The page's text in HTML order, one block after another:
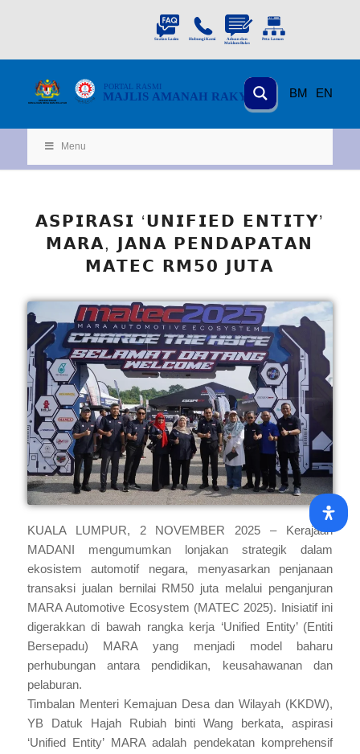
BM EN
MAJLIS AMANAH RAKYAT
PORTAL RASMI
KEMENTERIAN
KEMAJUAN DESA DAN WILA YAH
Menu
𝗔𝗦𝗣𝗜𝗥𝗔𝗦𝗜 ‘𝗨𝗡𝗜𝗙𝗜𝗘𝗗 𝗘𝗡𝗧𝗜𝗧𝗬’
𝗠𝗔𝗥𝗔, 𝗝𝗔𝗡𝗔 𝗣𝗘𝗡𝗗𝗔𝗣𝗔𝗧𝗔𝗡
𝗠𝗔𝗧𝗘𝗖 𝗥𝗠𝟱𝟬 𝗝𝗨𝗧𝗔
KUALA LUMPUR, 2 NOVEMBER 2025 – Kerajaan
MADANI mengumumkan lonjakan strategik dalam
ekosistem automotif negara, menyasarkan penjanaan
transaksi jualan bernilai RM50 juta melalui penganjuran
MARA Automotive Ecosystem (MATEC 2025). Inisiatif ini
digerakkan di bawah rangka kerja ‘Unified Entity’ (Entiti
Bersepadu) MARA yang menjadi model baharu
perhubungan antara pendidikan, keusahawanan dan
pelaburan.
Timbalan Menteri Kemajuan Desa dan Wilayah (KKDW),
YB Datuk Hajah Rubiah binti Wang berkata, aspirasi
‘Unified Entity’ MARA adalah pendekatan komprehensif